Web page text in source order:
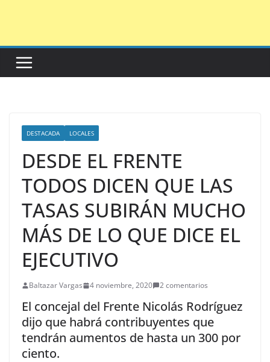
DESTACADA LOCALES
DESDE EL FRENTE
TODOS DICEN QUE LAS
TASAS SUBIRÁN MUCHO
MÁS DE LO QUE DICE EL
EJECUTIVO
Baltazar Vargas 4 noviembre, 2020 2 comentarios
El concejal del Frente Nicolás Rodríguez
dijo que habrá contribuyentes que
tendrán aumentos de hasta un 300 por
ciento.